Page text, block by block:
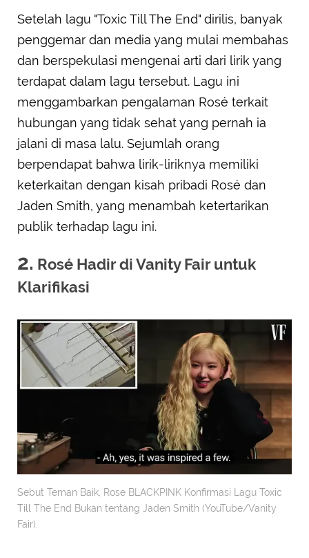
Setelah lagu "Toxic Till The End" dirilis, banyak
penggemar dan media yang mulai membahas
dan berspekulasi mengenai arti dari lirik yang
terdapat dalam lagu tersebut. Lagu ini
menggambarkan pengalaman Rosé terkait
hubungan yang tidak sehat yang pernah ia
jalani di masa lalu. Sejumlah orang
berpendapat bahwa lirik-liriknya memiliki
keterkaitan dengan kisah pribadi Rosé dan
Jaden Smith, yang menambah ketertarikan
publik terhadap lagu ini.
2. Rosé Hadir di Vanity Fair untuk
Klarifikasi
Sebut Teman Baik, Rose BLACKPINK Konfirmasi Lagu Toxic
Till The End Bukan tentang Jaden Smith (YouTube/Vanity
Fair).